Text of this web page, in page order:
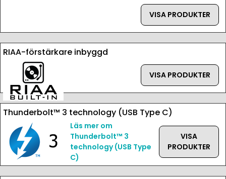
VISA PRODUKTER
RIAA-förstärkare inbyggd
VISA PRODUKTER
Thunderbolt™ 3 technology (USB Type C)
Läs mer om
Thunderbolt™ 3
technology (USB Type
C)
VISA
PRODUKTER